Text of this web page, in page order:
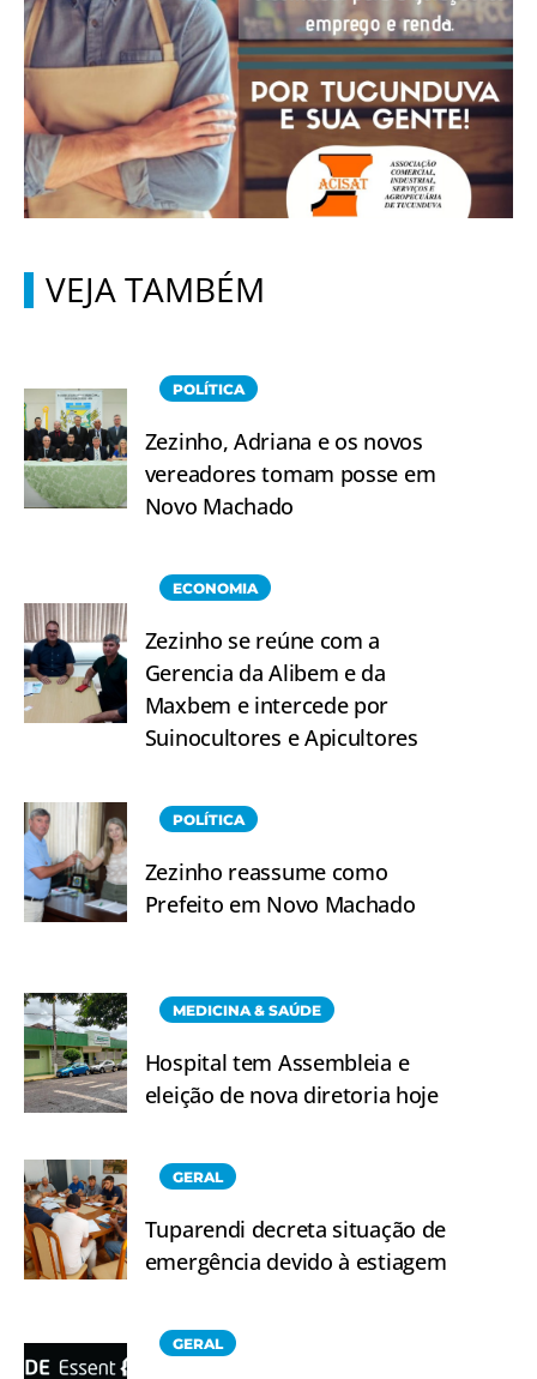
VEJA TAMBÉM
POLÍTICA
Zezinho, Adriana e os novos
vereadores tomam posse em
Novo Machado
ECONOMIA
Zezinho se reúne com a
Gerencia da Alibem e da
Maxbem e intercede por
Suinocultores e Apicultores
POLÍTICA
Zezinho reassume como
Prefeito em Novo Machado
MEDICINA & SAÚDE
Hospital tem Assembleia e
eleição de nova diretoria hoje
GERAL
Tuparendi decreta situação de
emergência devido à estiagem
GERAL